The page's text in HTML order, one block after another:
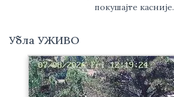
покушајте касније.
Убла УЖИВО